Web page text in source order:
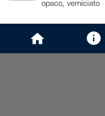
opaco, verniciato